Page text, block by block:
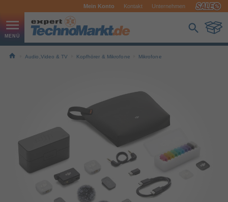
Mein Konto Kontakt Unternehmen
Audio,Video & TV Kopfhörer & Mikrofone Mikrofone